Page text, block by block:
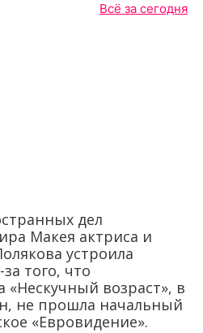
Всё за сегодня
дел
Макея актриса и
устроила
того, что
«Нескучный возраст», в
не прошла начальный
«Евровидение».